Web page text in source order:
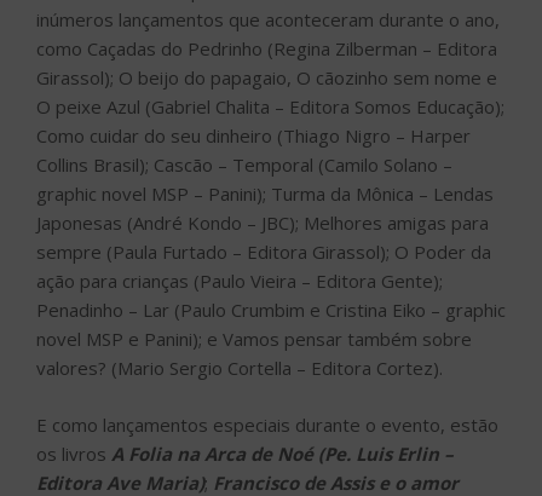
inúmeros lançamentos que aconteceram durante o ano,
como Caçadas do Pedrinho (Regina Zilberman – Editora
Girassol); O beijo do papagaio, O cãozinho sem nome e
O peixe Azul (Gabriel Chalita – Editora Somos Educação);
Como cuidar do seu dinheiro (Thiago Nigro – Harper
Collins Brasil); Cascão – Temporal (Camilo Solano –
graphic novel MSP – Panini); Turma da Mônica – Lendas
Japonesas (André Kondo – JBC); Melhores amigas para
sempre (Paula Furtado – Editora Girassol); O Poder da
ação para crianças (Paulo Vieira – Editora Gente);
Penadinho – Lar (Paulo Crumbim e Cristina Eiko – graphic
novel MSP e Panini); e Vamos pensar também sobre
valores? (Mario Sergio Cortella – Editora Cortez).
E como lançamentos especiais durante o evento, estão
os livros A Folia na Arca de Noé (Pe. Luis Erlin –
Editora Ave Maria); Francisco de Assis e o amor